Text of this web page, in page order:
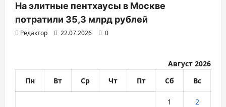
На элитные пентхаусы в Москве
потратили 35,3 млрд рублей
Редактор 22.07.2026 0
Август 2026
Пн
Вт Ср Чт Пт Сб Вс
1 2